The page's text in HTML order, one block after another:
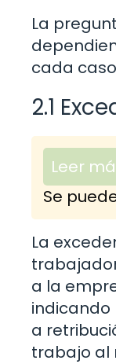
La
cada
2.1
Leer
Se
La
a la
indicando
a
trabajo al